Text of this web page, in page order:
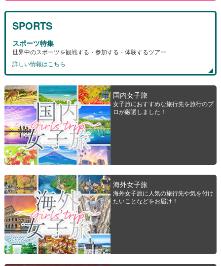
SPORTS
スポーツ特集
世界中のスポーツを観戦する・参加する・体験するツアー
詳しい情報はこちら
国内女子旅
女子旅におすすめな旅行先を旅行のプ
ロが厳選しました！
海外女子旅
海外女子旅に人気の旅行先や気を付け
たいことなどをお届け！